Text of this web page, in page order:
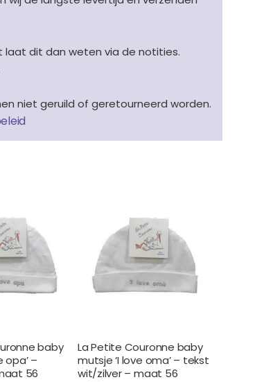
laat dit dan weten via de notities.
niet geruild of geretourneerd worden.
baby
opa’ –
56
La Petite Couronne baby
mutsje ‘I love oma’ – tekst
wit/zilver – maat 56